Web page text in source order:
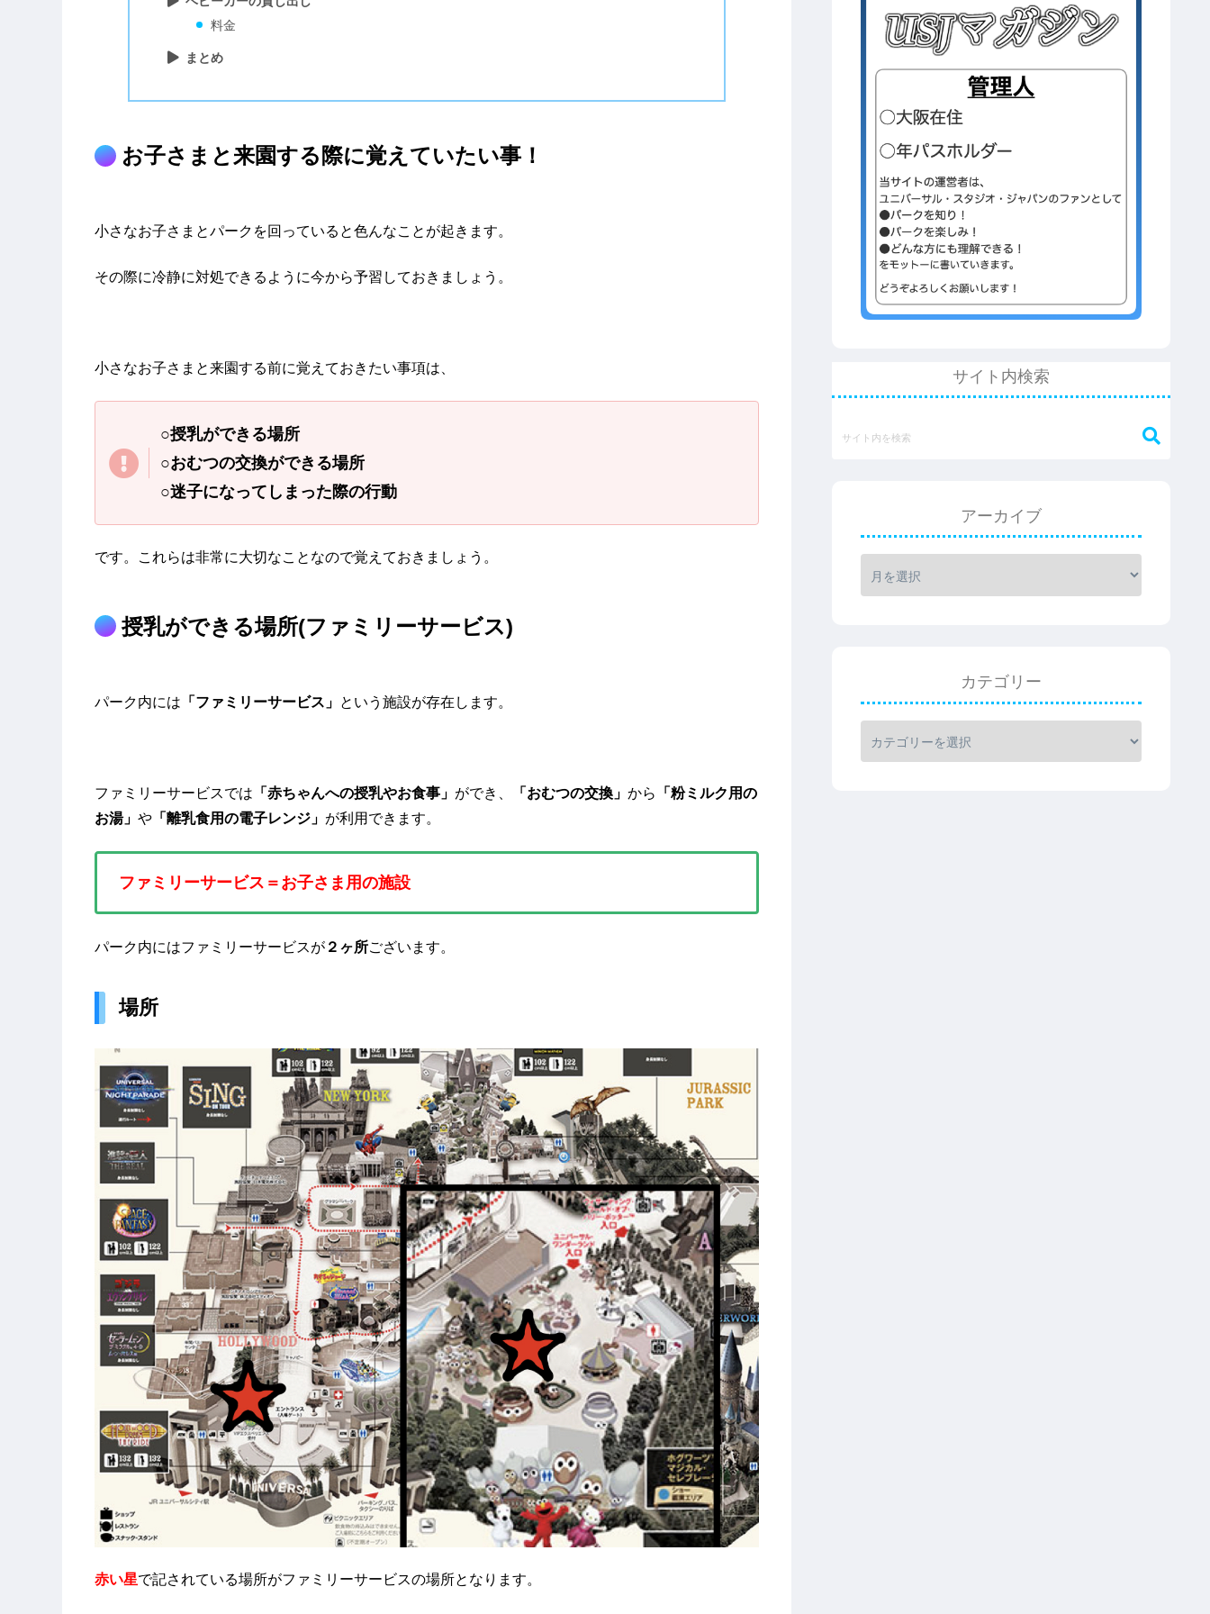
料金
まとめ
お子さまと来園する際に覚えていたい事！
小さなお子さまとパークを回っていると色んなことが起きます。
その際に冷静に対処できるように今から予習しておきましょう。
小さなお子さまと来園する前に覚えておきたい事項は、
○授乳ができる場所
○おむつの交換ができる場所
○迷子になってしまった際の行動
です。これらは非常に大切なことなので覚えておきましょう。
授乳ができる場所(ファミリーサービス)
パーク内には 「ファミリーサービス」 という施設が存在します。
ファミリーサービスでは 「赤ちゃんへの授乳やお食事」 ができ、 「おむつの交換」 から
「粉ミルク用の
お湯」 や 「離乳食用の電子レンジ」 が利用できます。
ファミリーサービス＝お子さま用の施設
パーク内にはファミリーサービスが ２ヶ所ございます。
場所
赤い星で記されている場所がファミリーサービスの場所となります。
サイト内検索
アーカイブ
カテゴリー